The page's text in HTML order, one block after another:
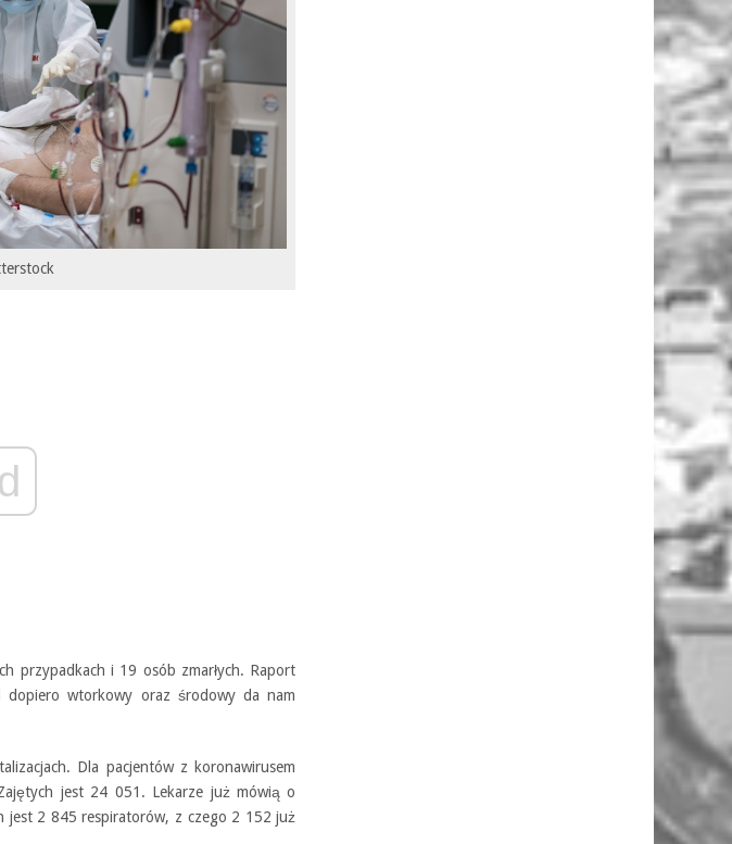
przypadkach i 19 osób zmarłych. Raport
wtorkowy oraz środowy da nam
Dla pacjentów z koronawirusem
jest 24 051. Lekarze już mówią o
jest 2 845 respiratorów, z czego 2 152 już